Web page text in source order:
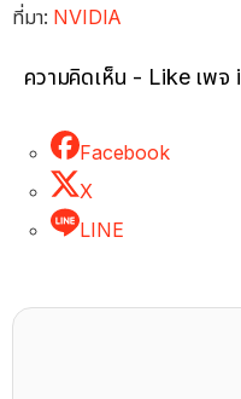
ที่มา: NVIDIA
ความคิดเห็น - Like เพ
Facebook
X
LINE